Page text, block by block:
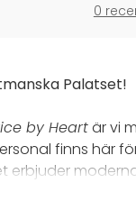
0
Palatset!
by Heartär vi
finns här
erbjuder